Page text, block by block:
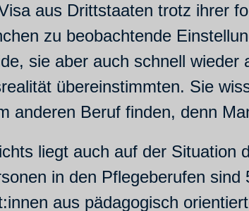
aus Drittstaaten trotz ihrer
zu beobachtende
sie aber auch schnell
übereinstimmten. Sie
anderen Beruf finden, denn
liegt auch auf der
in den Pflegeberufen
aus pädagogisch